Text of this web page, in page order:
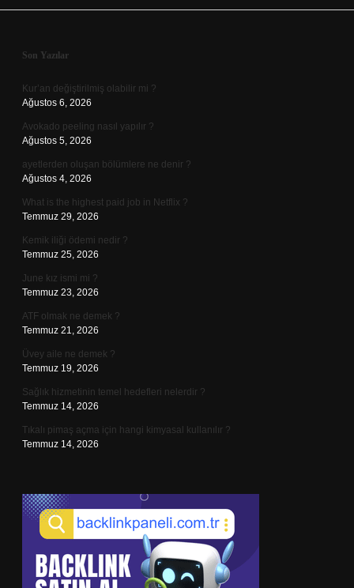
Sidebar
Son Yazılar
Kur’an değiştirilmiş olabilir mi ?
Ağustos 6, 2026
Avokado peeling nasıl yapılır ?
Ağustos 5, 2026
ayetlerden oluşan bölümlere ne denir ?
Ağustos 4, 2026
What is the highest paid job in Netflix ?
Temmuz 29, 2026
Kemik iliği ödemi nedir ?
Temmuz 25, 2026
June kız ismi mi ?
Temmuz 23, 2026
ATF olmak ne demek ?
Temmuz 21, 2026
Üvey aile ne demek ?
Temmuz 19, 2026
Sağlık hizmetinin temel hedefleri nelerdir ?
Temmuz 14, 2026
Tıkalı pimaş açma için hangi kimyasal kullanılır ?
Temmuz 14, 2026